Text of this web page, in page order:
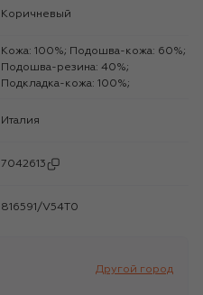
Коричневый
Кожа: 100%; Подошва-кожа: 60%;
Подошва-резина: 40%;
Подкладка-кожа: 100%;
Италия
7042613
816591/V54T0
Другой город